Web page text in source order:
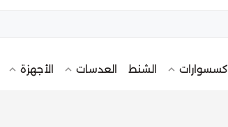
اكسسوارات الشنط العدسات الأجهزة